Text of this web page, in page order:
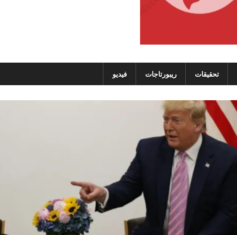
تحقيقات ريبورتاجات فيديو